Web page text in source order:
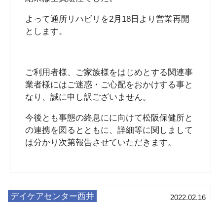
よって通所リハビリを2月18日より営業再開
とします。
ご利用者様、ご家族様をはじめとする関連事
業者様にはご迷惑・ご心配をおかけする事と
なり、誠に申し訳ございません。
今後とも事態の終息にに向けて松阪保健所と
の連携を図るとともに、詳細等に関しまして
は分かり次第報告させていただきます。
デイケアセンター西井 2022.02.16